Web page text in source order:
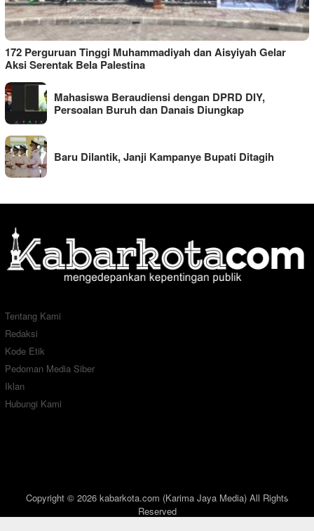
172 Perguruan Tinggi Muhammadiyah dan Aisyiyah Gelar
Aksi Serentak Bela Palestina
Mahasiswa Beraudiensi dengan DPRD DIY,
Persoalan Buruh dan Danais Diungkap
Baru Dilantik, Janji Kampanye Bupati Ditagih
Tentang Kami
Redaksi
Kode Etik
Pedoman Media Siber
Iklan
Hubungi Kami
Copyright © 2026 kabarkota.com (Karima Jaya Media) All Rights
Reserved